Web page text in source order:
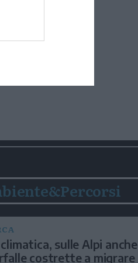
sulle Alpi anche
costrette a migrare